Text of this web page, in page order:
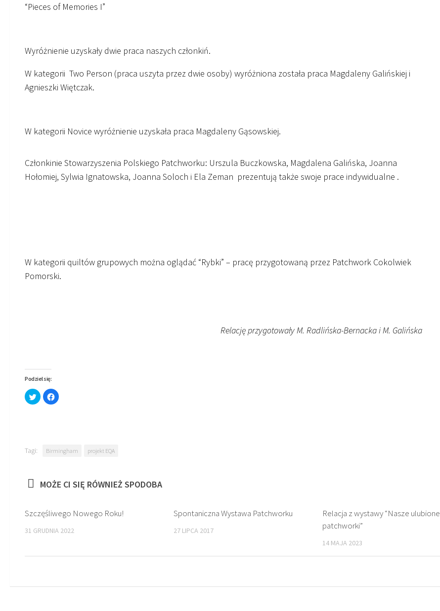
“Pieces of Memories I”
Wyróżnienie uzyskały dwie praca naszych członkiń.
W kategorii Two Person (praca uszyta przez dwie osoby) wyróżniona została praca Magdaleny Galińskiej i
Agnieszki Więtczak.
W kategorii Novice wyróżnienie uzyskała praca Magdaleny Gąsowskiej.
Członkinie Stowarzyszenia Polskiego Patchworku: Urszula Buczkowska, Magdalena Galińska, Joanna
Hołomiej, Sylwia Ignatowska, Joanna Soloch i Ela Zeman prezentują także swoje prace indywidualne .
W kategorii quiltów grupowych można oglądać “Rybki” – pracę przygotowaną przez Patchwork Cokolwiek
Pomorski.
Relację przygotowały M. Radlińska-Bernacka i M. Galińska
Podziel się:
Click
to
share
Click
to
Tagi: Birmingham projekt EQA
MOŻE CI SIĘ RÓWNIEŻ SPODOBA
Szczęśliwego Nowego Roku!
31 GRUDNIA 2022
Spontaniczna Wystawa Patchworku
27 LIPCA 2017
Relacja z wystawy “Nasze ulubione
patchworki”
14 MAJA 2023